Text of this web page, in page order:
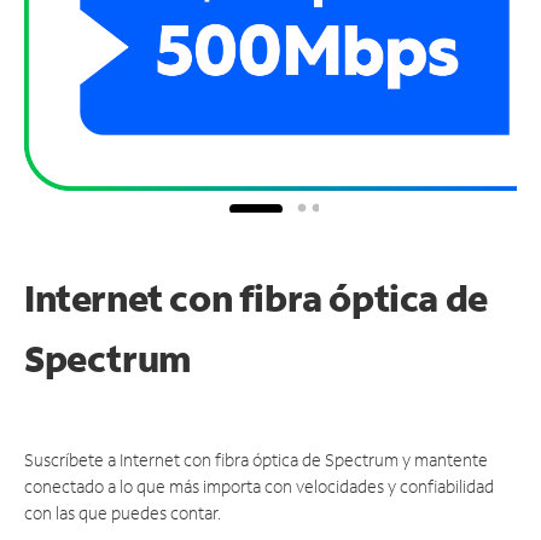
Internet con fibra óptica de
Spectrum
Suscríbete a Internet con fibra óptica de Spectrum y mantente
conectado a lo que más importa con velocidades y confiabilidad
con las que puedes contar.